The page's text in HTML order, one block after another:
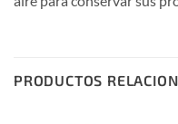
PRODUCTOS